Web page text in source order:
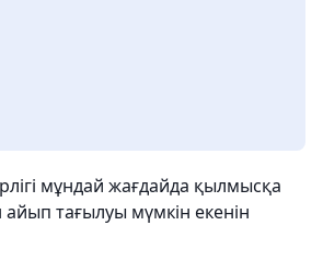
мұндай жағдайда қылмысқа
тағылуы мүмкін екенін